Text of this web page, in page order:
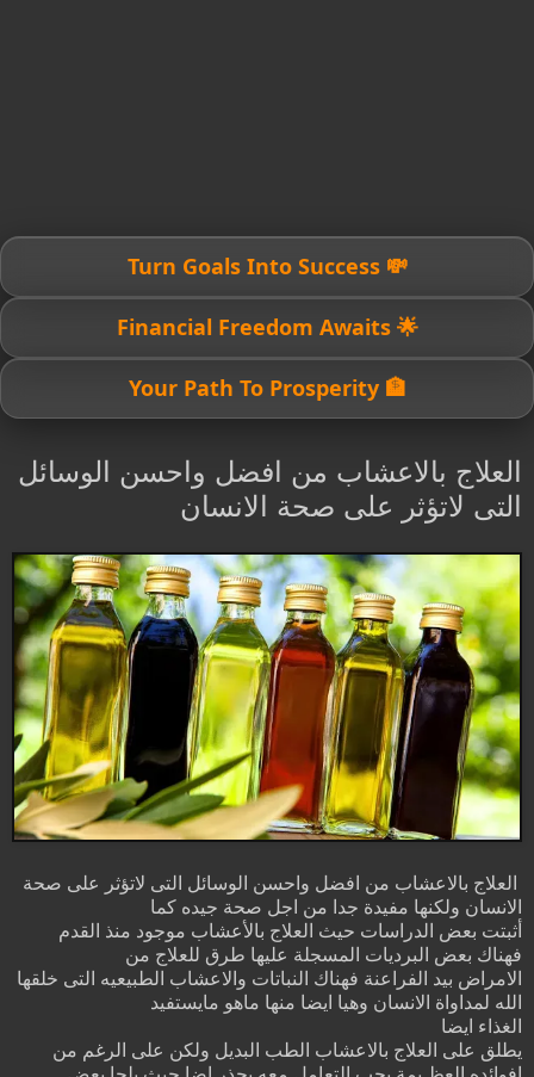
💸 Turn Goals Into Success
🌟 Financial Freedom Awaits
🏦 Your Path To Prosperity
العلاج بالاعشاب من افضل واحسن الوسائل
التى لاتؤثر على صحة الانسان
العلاج بالاعشاب من افضل واحسن الوسائل التى لاتؤثر على صحة
الانسان ولكنها مفيدة جدا من اجل صحة جيده كما
أثبتت بعض الدراسات حيث العلاج بالأعشاب موجود منذ القدم
فهناك بعض البرديات المسجلة عليها طرق للعلاج من
الامراض بيد الفراعنة فهناك النباتات والاعشاب الطبيعيه التى خلقها
الله لمداواة الانسان وهيا ايضا منها ماهو مايستفيد
الغذاء ايضا
يطلق على العلاج بالاعشاب الطب البديل ولكن على الرغم من